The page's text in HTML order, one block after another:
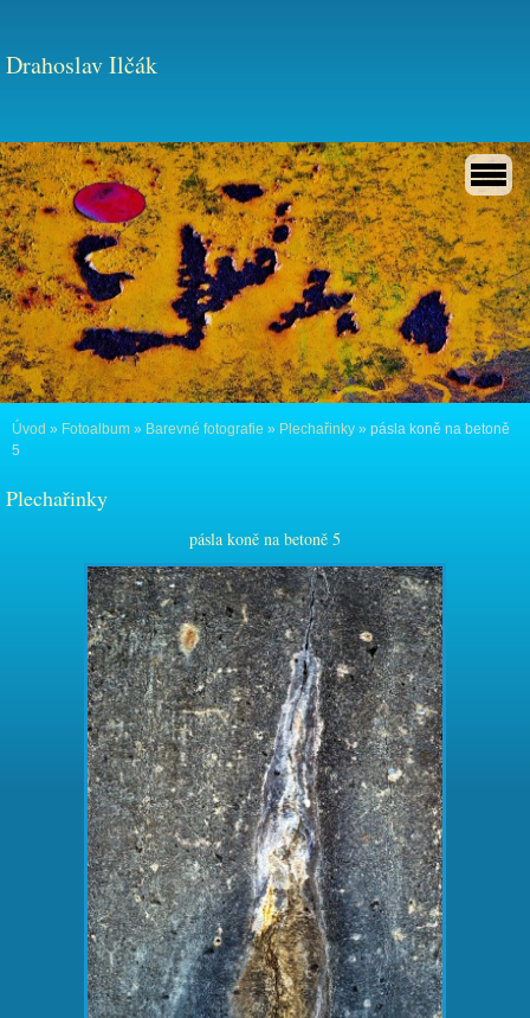
Drahoslav Ilčák
Úvod » Fotoalbum » Barevné fotografie » Plechařinky » pásla koně na betoně
5
Plechařinky
pásla koně na betoně 5